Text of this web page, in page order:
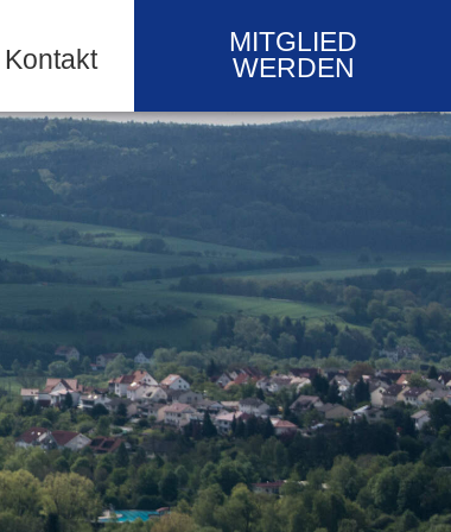
Kontakt
MITGLIED
WERDEN